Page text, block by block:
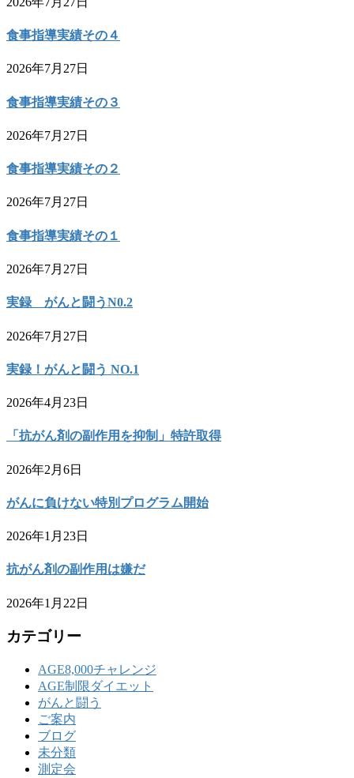
食事指導実績その４
2026年7月27日
食事指導実績その３
2026年7月27日
食事指導実績その２
2026年7月27日
食事指導実績その１
2026年7月27日
実録 がんと闘うN0.2
2026年7月27日
実録！がんと闘う NO.1
2026年4月23日
「抗がん剤の副作用を抑制」特許取得
2026年2月6日
がんに負けない特別プログラム開始
2026年1月23日
抗がん剤の副作用は嫌だ
2026年1月22日
カテゴリー
AGE8,000チャレンジ
AGE制限ダイエット
がんと闘う
ご案内
ブログ
未分類
測定会